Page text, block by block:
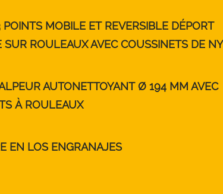
MOBILE ET REVERSIBLE DÉPORT
SUR ROULEAUX AVEC COUSSINETS DE
AUTONETTOYANT Ø 194 MM AVEC
À ROULEAUX
EN LOS ENGRANAJES